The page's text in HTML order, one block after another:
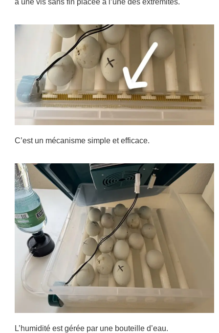
à une vis sans fin placée à l’une des extrémités.
C’est un mécanisme simple et efficace.
L’humidité est gérée par une bouteille d’eau.